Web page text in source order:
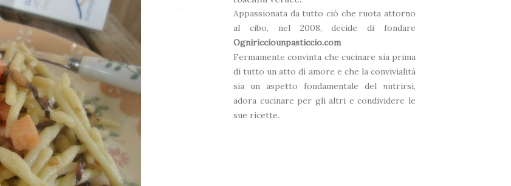
Appassionata da tutto ciò che ruota attorno
al cibo, nel 2008, decide di fondare
Ogniricciounpasticcio.com
Fermamente convinta che cucinare sia prima
di tutto un atto di amore e che la convivialità
sia un aspetto fondamentale del nutrirsi,
adora cucinare per gli altri e condividere le
sue ricette.
❅